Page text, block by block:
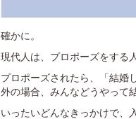
確かに。
現代人は、プロポーズをする
プロポーズされたら、「結婚
外の場合、みんなどうやって
いったいどんなきっかけで、